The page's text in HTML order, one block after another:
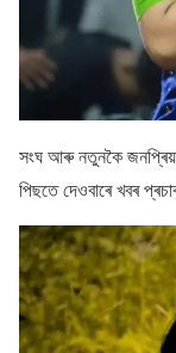
সংঘ আৰু নতুনকৈ
পিছতে দেওবাৰে খবৰ